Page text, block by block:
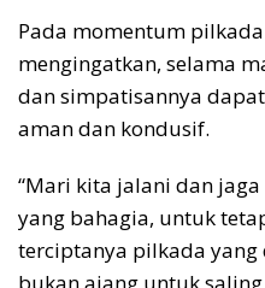
Pada momentum
mengingatkan, selama
dan simpatisannya
aman dan kondusif.
“Mari kita jalani dan
yang bahagia, untuk
terciptanya pilkada yang